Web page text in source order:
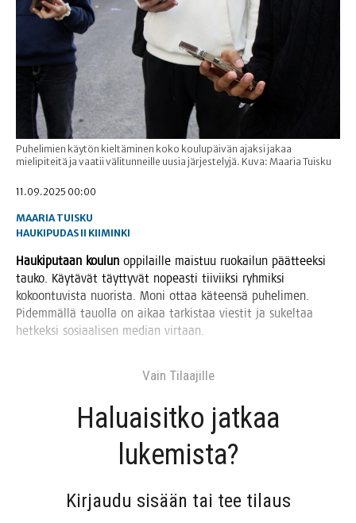
Puhelimien käytön kieltäminen koko koulupäivän ajaksi jakaa
mielipiteitä ja vaatii välitunneille uusia järjestelyjä. Kuva: Maaria Tuisku
11.09.2025 00:00
MAARIA TUISKU
HAUKIPUDAS II KIIMINKI
Hau­ki­pu­taan kou­lun oppi­lail­le mais­tuu ruo­kai­lun päät­teek­si
tau­ko. Käy­tä­vät täyt­ty­vät nopeas­ti tii­viik­si ryh­mik­si
kokoon­tu­vis­ta nuo­ris­ta. Moni ottaa käteen­sä puhe­li­men.
Pidem­mäl­lä tauol­la on aikaa tar­kis­taa vies­tit ja sukel­taa
het­kek­si sosi­aa­li­sen median virtaan.
Vain Tilaa­jil­le
Haluai­sit­ko jat­kaa
lukemista?
Kir­jau­du sisään tai tee tilaus